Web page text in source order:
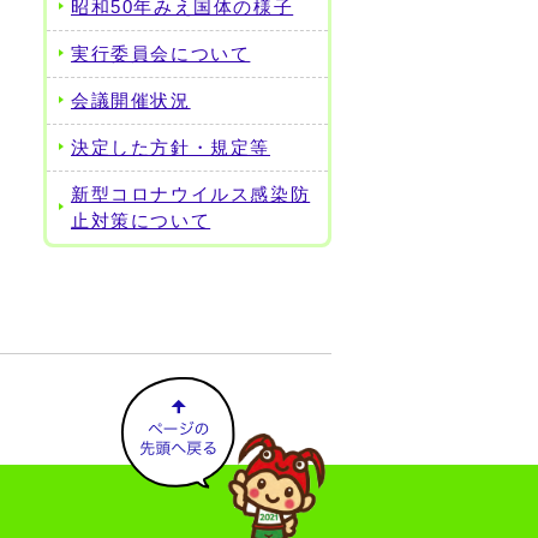
昭和50年みえ国体の様子
実行委員会について
会議開催状況
決定した方針・規定等
新型コロナウイルス感染防
止対策について